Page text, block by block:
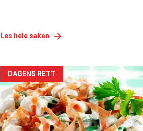
Les hele saken
Forsiden
akkurat
nå
DAGENS RETT